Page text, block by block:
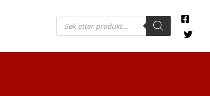
Products
search